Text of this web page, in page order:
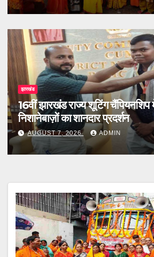
झारखंड
16वीं झारखंड राज्य शूटिंग चैंपियनशिप
निशानेबाज़ों का शानदार प्रदर्शन
AUGUST 7, 2026 ADMIN